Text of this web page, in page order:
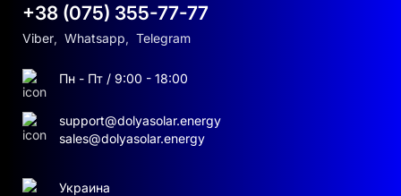
Масса устройства:
Страна производства:
+38 (075) 355-77-77
Viber, Whatsapp, Telegram
Пн - Пт / 9:00 - 18:00
support@dolyasolar.energy
sales@dolyasolar.energy
Украина